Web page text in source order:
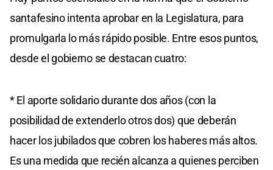
santafesino intenta aprobar en la Legislatura, para
promulgarla lo más rápido posible. Entre esos puntos,
desde el gobierno se destacan cuatro:
* El aporte solidario durante dos años (con la
posibilidad de extenderlo otros dos) que deberán
hacer los jubilados que cobren los haberes más altos.
Es una medida que recién alcanza a quienes perciben